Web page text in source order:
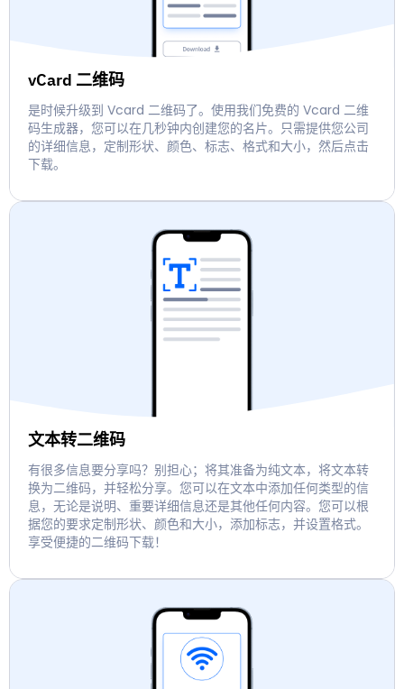
vCard 二维码
是时候升级到 Vcard 二维码了。使用我们免费的 Vcard 二维
码生成器，您可以在几秒钟内创建您的名片。只需提供您公司
的详细信息，定制形状、颜色、标志、格式和大小，然后点击
下载。
文本转二维码
有很多信息要分享吗？别担心；将其准备为纯文本，将文本转
换为二维码，并轻松分享。您可以在文本中添加任何类型的信
息，无论是说明、重要详细信息还是其他任何内容。您可以根
据您的要求定制形状、颜色和大小，添加标志，并设置格式。
享受便捷的二维码下载！